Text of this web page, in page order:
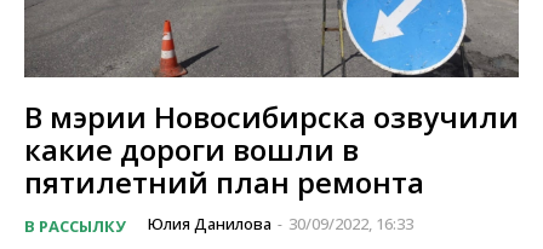
В мэрии Новосибирска озвучили
какие дороги вошли в
пятилетний план ремонта
В РАССЫЛКУ Юлия Данилова - 30/09/2022, 16:33